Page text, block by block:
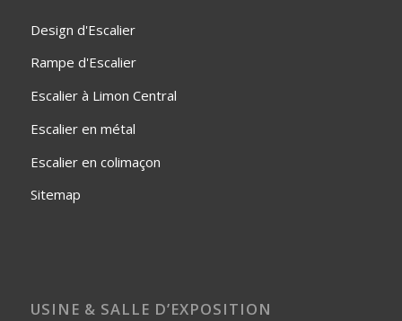
Design d'Escalier
Rampe d'Escalier
Escalier à Limon Central
Escalier en métal
Escalier en colimaçon
Sitemap
USINE & SALLE D’EXPOSITION